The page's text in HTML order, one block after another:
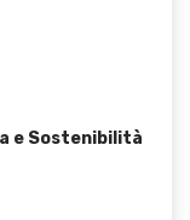
e Sostenibilità